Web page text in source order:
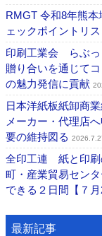
RMGT 令和8年熊
ェックポイントリ
印刷工業会 らぶっ
贈り合いを通じて
の魅力発信に貢献
日本洋紙板紙卸商
メーカー・代理店
要の維持図る
全印工連 紙と印刷
町・産業貿易セン
できる２日間【７月
最新記事